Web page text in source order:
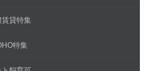
賃貸特集
特集